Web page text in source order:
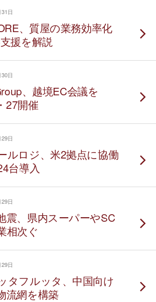
日
、質屋の業務効率化
援を解説
日
、越境EC会議を
27開催
日
ルロジ、米2拠点に協働
台導入
日
震、県内スーパーやSC
相次ぐ
日
タフルッタ、中国向け
流網を構築